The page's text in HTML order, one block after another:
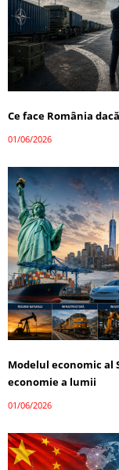
Ce face România
01/06/2026
Modelul economic al
economie a lumii
01/06/2026